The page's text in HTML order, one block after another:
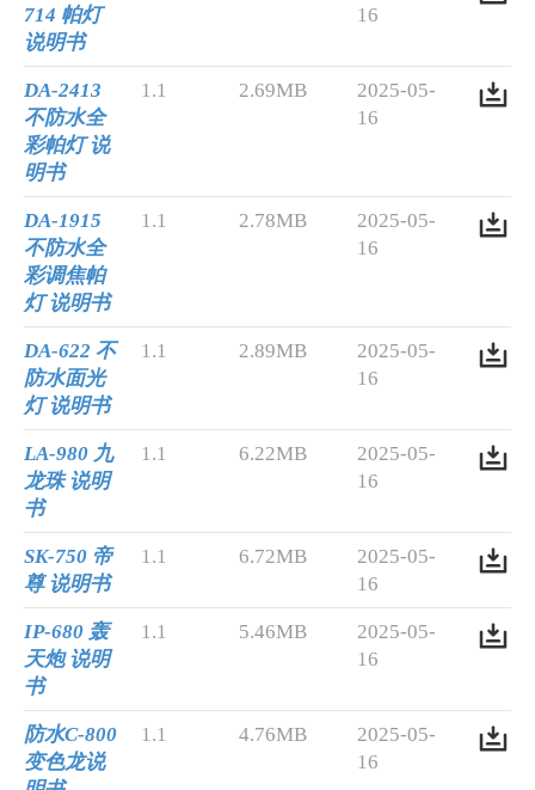
714 帕灯
说明书
16
DA-2413
不防水全
彩帕灯 说
明书
1.1 2.69MB
2025-05-
16
DA-1915
不防水全
彩调焦帕
灯 说明书
1.1 2.78MB
2025-05-
16
DA-622 不
防水面光
灯 说明书
1.1 2.89MB
2025-05-
16
LA-980 九
龙珠 说明
书
1.1 6.22MB
2025-05-
16
SK-750 帝
尊 说明书
1.1 6.72MB
2025-05-
16
IP-680 轰
天炮 说明
书
1.1 5.46MB
2025-05-
16
防水C-800
变色龙说
1.1 4.76MB
2025-05-
16